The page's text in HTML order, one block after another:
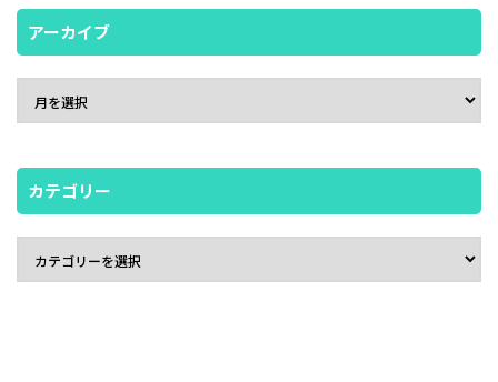
アーカイブ
カテゴリー